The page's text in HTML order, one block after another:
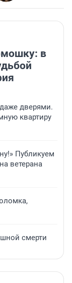
в
дверями.
квартиру
Публикуем
ветерана
смерти